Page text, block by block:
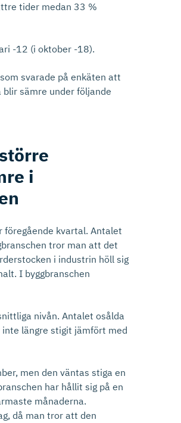
tider medan 33 %
-12 (i oktober -18).
svarade på enkäten att
sämre under följande
i
kvartal. Antalet
tror man att det
i industrin höll sig
I byggbranschen
nivån. Antalet osålda
längre stigit jämfört med
men den väntas stiga en
har hållit sig på en
månaderna.
då man tror att den